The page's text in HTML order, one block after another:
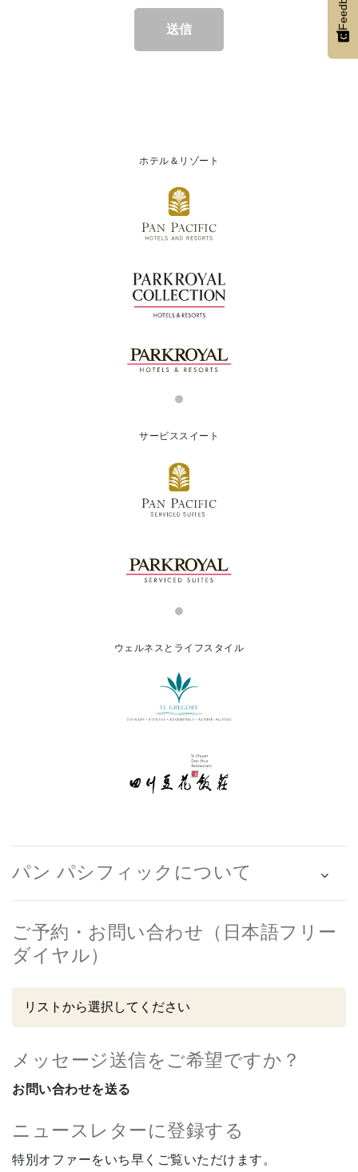
送信
ホテル＆リゾート
サービススイート
ウェルネスとライフスタイル
パン パシフィックについて
ご予約・お問い合わせ（日本語フリー
ダイヤル）
メッセージ送信をご希望ですか？
お問い合わせを送る
ニュースレターに登録する
特別オファーをいち早くご覧いただけます。